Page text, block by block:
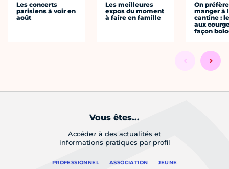
Les concerts
parisiens à voir en
août
Les meilleures
expos du moment
à faire en famille
On préfère
manger à
cantine :
aux
façon
Vous êtes...
Accédez à des actualités et
informations pratiques par profil
PROFESSIONNEL ASSOCIATION JEUNE